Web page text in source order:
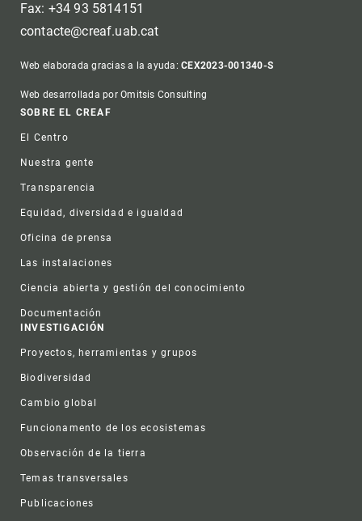
Fax: +34 93 5814151
contacte@creaf.uab.cat
Web elaborada gracias a la ayuda:CEX2023-001340-S
Web desarrollada por Omitsis Consulting
Footer
SOBRE EL CREAF
El Centro
Nuestra gente
Transparencia
Equidad, diversidad e igualdad
Oficina de prensa
Las instalaciones
Ciencia abierta y gestión del conocimiento
Documentación
INVESTIGACIÓN
Proyectos, herramientas y grupos
Biodiversidad
Cambio global
Funcionamento de los ecosistemas
Observación de la tierra
Temas transversales
Publicaciones